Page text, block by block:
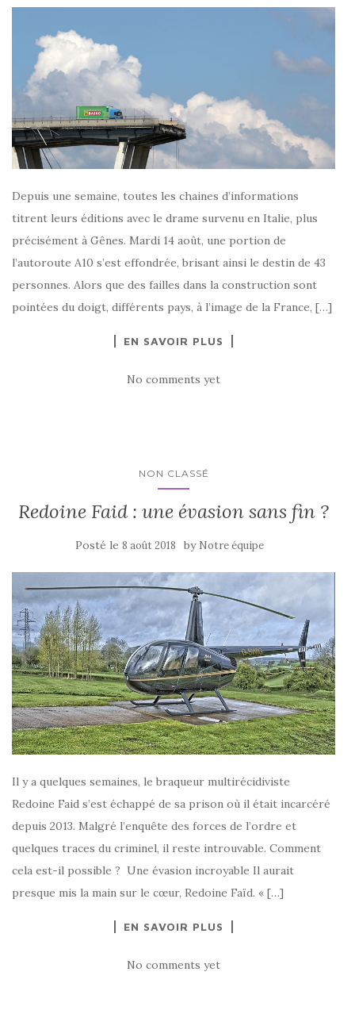
Depuis une semaine, toutes les chaines d’informations
titrent leurs éditions avec le drame survenu en Italie, plus
précisément à Gênes. Mardi 14 août, une portion de
l’autoroute A10 s’est effondrée, brisant ainsi le destin de 43
personnes. Alors que des failles dans la construction sont
pointées du doigt, différents pays, à l’image de la France, […]
EN SAVOIR PLUS
No comments yet
NON CLASSÉ
Redoine Faid : une évasion sans fin ?
Posté le 8 août 2018 by Notre équipe
Il y a quelques semaines, le braqueur multirécidiviste
Redoine Faid s’est échappé de sa prison où il était incarcéré
depuis 2013. Malgré l’enquête des forces de l’ordre et
quelques traces du criminel, il reste introuvable. Comment
cela est-il possible ? Une évasion incroyable Il aurait
presque mis la main sur le cœur, Redoine Faïd. « […]
EN SAVOIR PLUS
No comments yet